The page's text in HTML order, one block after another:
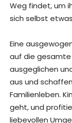
Weg findet, um
sich selbst
Eine
auf die gesamte
ausgeglichen
aus und
Familienleben.
geht, und
liebevollen